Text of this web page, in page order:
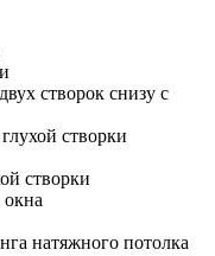
створок снизу с
створки
створки
натяжного потолка